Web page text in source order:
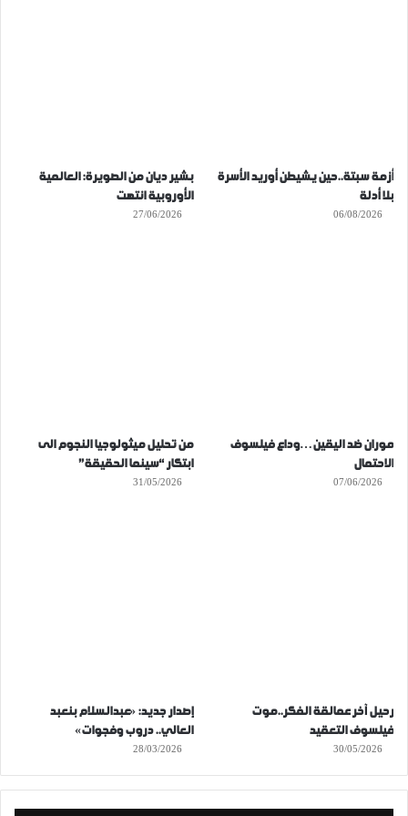
أزمة سبتة..حين يشيطن أوريد الأسرة
بلا أدلة
06/08/2026
بشير ديان من الصويرة: العالمية
الأوروبية انتهت
27/06/2026
موران ضد اليقين…وداع فيلسوف
الاحتمال
07/06/2026
من تحليل ميثولوجيا النجوم الى
ابتكار “سينما الحقيقة”
31/05/2026
رحيل آخر عمالقة الفكر..موت
فيلسوف التعقيد
30/05/2026
إصدار جديد: «عبدالسلام بنعبد
العالي.. دروب وفجوات»
28/03/2026